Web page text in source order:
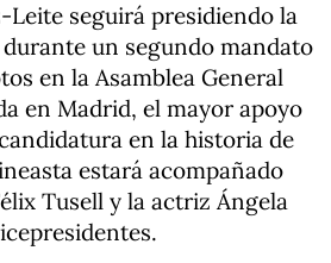
Leite seguirá presidiendo la
un segundo mandato
en la Asamblea General
en Madrid, el mayor apoyo
en la historia de
estará acompañado
Tusell y la actriz Ángela